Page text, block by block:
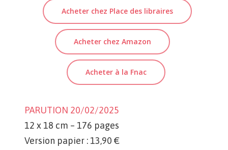
Acheter chez Place des libraires
Acheter chez Amazon
Acheter à la Fnac
PARUTION 20/02/2025
12 x 18 cm – 176 pages
Version papier : 13,90 €